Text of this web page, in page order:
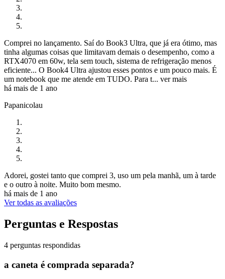
Comprei no lançamento. Saí do Book3 Ultra, que já era ótimo, mas
tinha algumas coisas que limitavam demais o desempenho, como a
RTX4070 em 60w, tela sem touch, sistema de refrigeração menos
eficiente... O Book4 Ultra ajustou esses pontos e um pouco mais. É
um notebook que me atende em TUDO. Para t... ver mais
há mais de 1 ano
Papanicolau
Adorei, gostei tanto que comprei 3, uso um pela manhã, um à tarde
e o outro à noite. Muito bom mesmo.
há mais de 1 ano
Ver todas as avaliações
Perguntas e Respostas
4 perguntas respondidas
a caneta é comprada separada?